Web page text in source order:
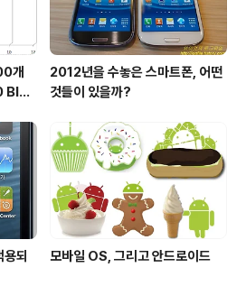
개
2012년을 수놓은 스마트폰, 어떤
것들이 있을까?
되
모바일 OS, 그리고 안드로이드